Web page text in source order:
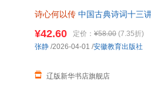
诗心何以传 中国古典诗词十三
¥42.60 定价： ¥58.00 (7.35折)
辽版新华书店旗舰店
张静 /2026-04-01 /安徽教育出版社